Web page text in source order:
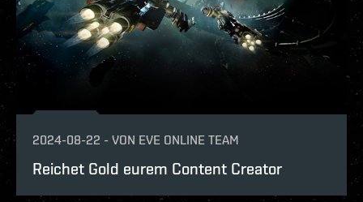
2024-08-22 - VON EVE ONLINE TEAM
Reichet Gold eurem Content Creator